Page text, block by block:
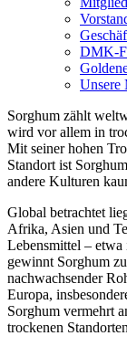
DMK-
Unsere
Sorghum zählt
wird vor allem in
Mit seiner hohen
Standort ist
andere Kulturen
Global betrachtet
Afrika, Asien und
Lebensmittel –
gewinnt Sorghum
nachwachsender
Europa,
Sorghum vermehrt
trockenen